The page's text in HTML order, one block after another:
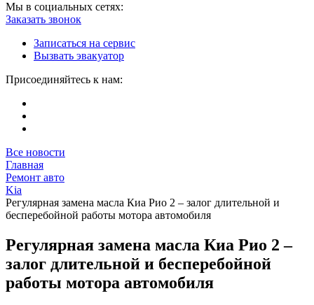
Мы в социальных сетях:
Заказать звонок
Записаться на сервис
Вызвать эвакуатор
Присоединяйтесь к нам:
Все новости
Главная
Ремонт авто
Kia
Регулярная замена масла Киа Рио 2 – залог длительной и
бесперебойной работы мотора автомобиля
Регулярная замена масла Киа Рио 2 –
залог длительной и бесперебойной
работы мотора автомобиля